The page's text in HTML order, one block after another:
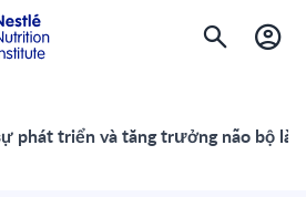
phát triển và tăng trưởng não bộ